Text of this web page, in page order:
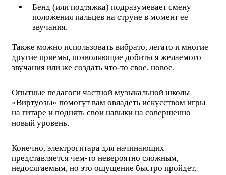
Бенд (или подтяжка) подразумевает смену
положения пальцев на струне в момент ее
звучания.
Также можно использовать вибрато, легато и многие
другие приемы, позволяющие добиться желаемого
звучания или же создать что-то свое, новое.
Опытные педагоги частной музыкальной школы
«Виртуозы» помогут вам овладеть искусством игры
на гитаре и поднять свои навыки на совершенно
новый уровень.
Конечно, электрогитара для начинающих
представляется чем-то невероятно сложным,
недосягаемым, но это ощущение быстро пройдет,